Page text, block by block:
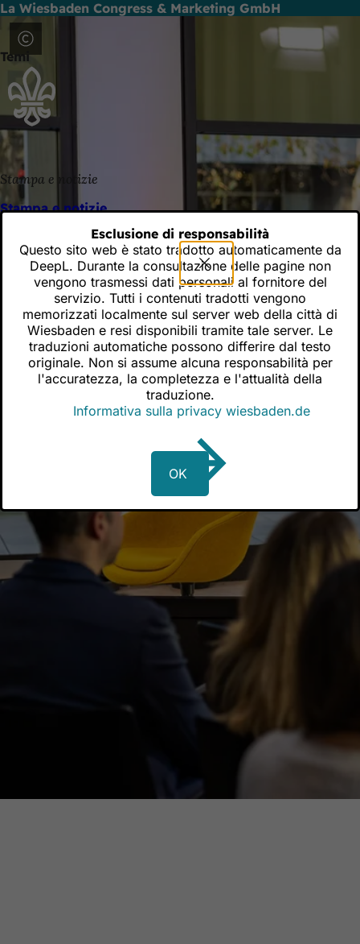
Vai al contenuto
La Wiesbaden Congress & Marketing GmbH
La Wiesbaden Congress & Marketing GmbH promuove
Wiesbaden organizzando grandi feste ed eventi.
Temi
Stampa e notizie
Stampa e notizie
Le notizie sul lavoro di Wiesbaden Congress &
Ricorda
Esclusione di responsabilità
Questo sito web è stato tradotto automaticamente da
DeepL. Durante la consultazione delle pagine non
vengono trasmessi dati personali al fornitore del
servizio. Tutti i contenuti tradotti vengono
memorizzati localmente sul server web della città di
Wiesbaden e resi disponibili tramite tale server. Le
traduzioni automatiche possono differire dal testo
originale. Non si assume alcuna responsabilità per
l'accuratezza, la completezza e l'attualità della
traduzione.
Informativa sulla privacy wiesbaden.de
OK